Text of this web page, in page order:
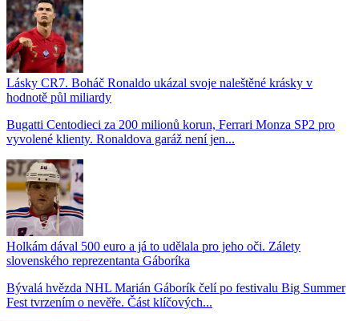
Lásky CR7. Boháč Ronaldo ukázal svoje naleštěné krásky v
hodnotě půl miliardy
Bugatti Centodieci za 200 milionů korun, Ferrari Monza SP2 pro
vyvolené klienty. Ronaldova garáž není jen...
Holkám dával 500 euro a já to udělala pro jeho oči. Zálety
slovenského reprezentanta Gáboríka
Bývalá hvězda NHL Marián Gáborík čelí po festivalu Big Summer
Fest tvrzením o nevěře. Část klíčových...